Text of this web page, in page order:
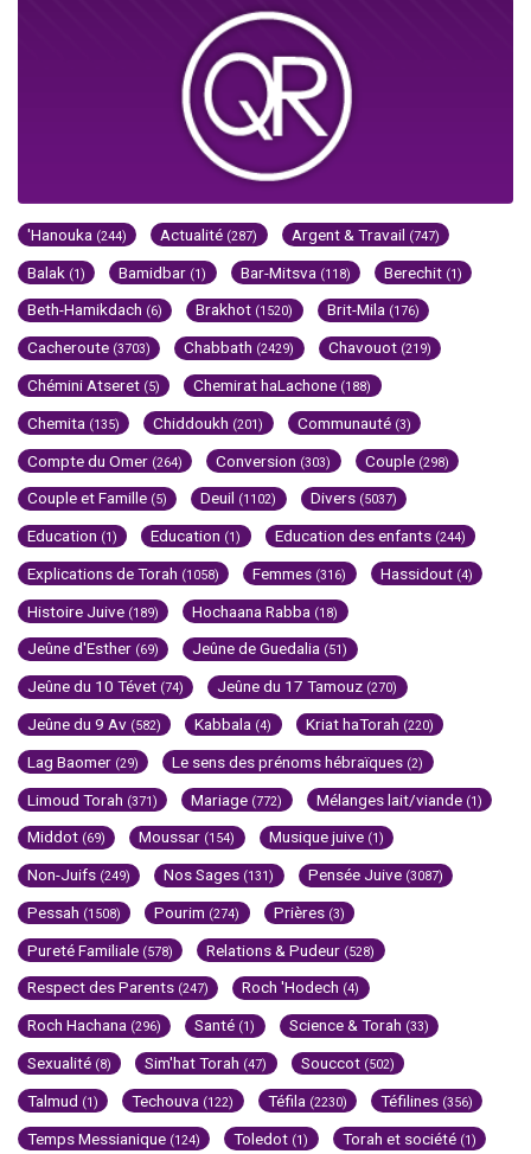
'Hanouka (244) Actualité (287) Argent & Travail (747)
Balak (1) Bamidbar (1) Bar-Mitsva (118) Berechit (1)
Beth-Hamikdach (6) Brakhot (1520) Brit-Mila (176)
Cacheroute (3703) Chabbath (2429) Chavouot (219)
Chémini Atseret (5) Chemirat haLachone (188)
Chemita (135) Chiddoukh (201) Communauté (3)
Compte du Omer (264) Conversion (303) Couple (298)
Couple et Famille (5) Deuil (1102) Divers (5037)
Education (1) Education (1) Education des enfants (244)
Explications de Torah (1058) Femmes (316) Hassidout (4)
Histoire Juive (189) Hochaana Rabba (18)
Jeûne d'Esther (69) Jeûne de Guedalia (51)
Jeûne du 10 Tévet (74) Jeûne du 17 Tamouz (270)
Jeûne du 9 Av (582) Kabbala (4) Kriat haTorah (220)
Lag Baomer (29) Le sens des prénoms hébraïques (2)
Limoud Torah (371) Mariage (772) Mélanges lait/viande (1)
Middot (69) Moussar (154) Musique juive (1)
Non-Juifs (249) Nos Sages (131) Pensée Juive (3087)
Pessah (1508) Pourim (274) Prières (3)
Pureté Familiale (578) Relations & Pudeur (528)
Respect des Parents (247) Roch 'Hodech (4)
Roch Hachana (296) Santé (1) Science & Torah (33)
Sexualité (8) Sim'hat Torah (47) Souccot (502)
Talmud (1) Techouva (122) Téfila (2230) Téfilines (356)
Temps Messianique (124) Toledot (1) Torah et société (1)